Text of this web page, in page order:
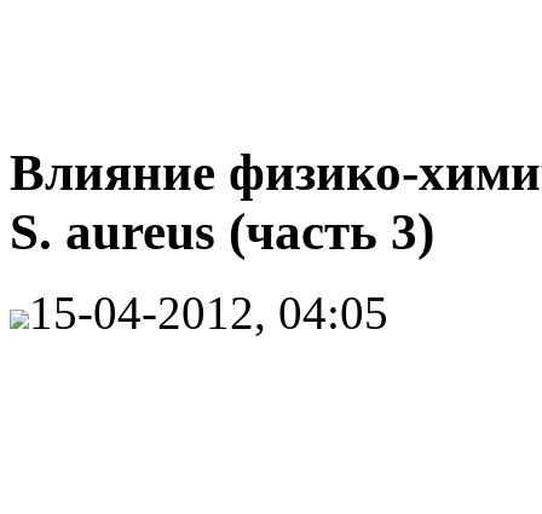
Влияние физико-
S. aureus (часть 3)
15-04-2012, 04:05